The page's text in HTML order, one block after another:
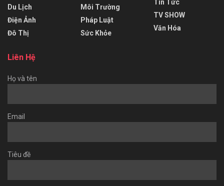
Du Lịch
Điện Ảnh
Đô Thị
Môi Trường
Pháp Luật
Sức Khỏe
Tin Tức
TV SHOW
Văn Hóa
Liên Hệ
Họ và tên
Email
Tiêu đề